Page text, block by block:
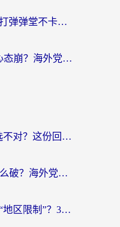
海外党必看：怎么在国外打弹弹堂不卡？番茄加速器亲测指南
英国崩坏学园2延迟高到心态崩？海外党国服游戏加速终极指南
海外看国内电视剧的app选不对？这份回国加速器避坑指南帮你流畅追剧
喜马拉雅地区限制DNS怎么破？海外党听国内音乐听书的终极解决方案
在海外听喜马拉雅总提示“地区限制”？3步轻松解除+听国内音乐全攻略